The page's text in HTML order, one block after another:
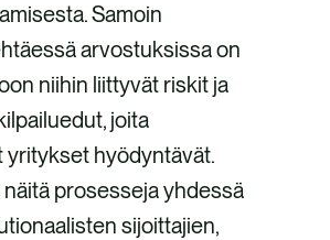
Samoin
arvostuksissa on
niihin liittyvät riskit ja
joita
yritykset hyödyntävät.
prosesseja yhdessä
sijoittajien,